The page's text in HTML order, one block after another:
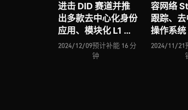
进击 DID 赛道并推
出多款去中心化身份
应用、模块化 L1 网
络 U2U Network 与
模块化互操作性协议
2024/12/09预计补能 16 分
钟
容网络
跟踪、
操作系统
几何、
产协议
2024/11/21